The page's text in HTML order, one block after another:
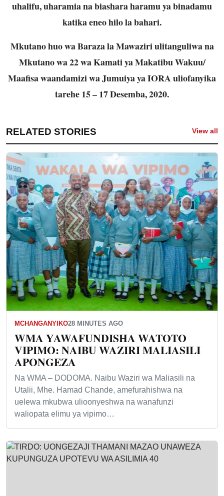
uhalifu, uharamia na biashara haramu ya binadamu
katika eneo hilo la bahari.
Mkutano huo wa Baraza la Mawaziri ulitanguliwa na
Mkutano wa 22 wa Kamati ya Makatibu Wakuu/
Maafisa waandamizi wa Jumuiya ya IORA uliofanyika
tarehe 15 – 17 Desemba, 2020.
RELATED STORIES View all
MCHANGANYIKO28 MINUTES AGO
WMA YAWAFUNDISHA WATOTO
VIPIMO: NAIBU WAZIRI MALIASILI
APONGEZA
Na WMA – DODOMA. Naibu Waziri wa Maliasili na
Utalii, Mhe. Hamad Chande, amefurahishwa na
uelewa mkubwa ulioonyeshwa na wanafunzi
waliopata elimu ya vipimo…